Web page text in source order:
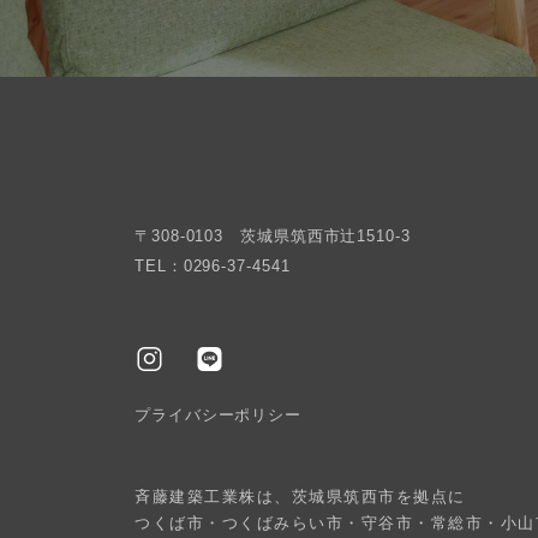
〒308-0103 茨城県筑西市辻1510-3
TEL：0296-37-4541
プライバシーポリシー
斉藤建築工業株は、茨城県筑西市を拠点に
つくば市・つくばみらい市・守谷市・常総市・小